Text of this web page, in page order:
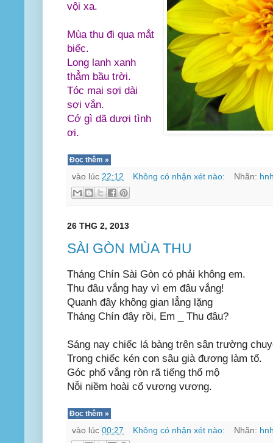
vội xa.
Mùa thu đi qua mắt
biếc.
Long lanh xanh
thẳm bầu trời.
Tóc mai sợi dài
sợi vắn.
Cớ gì dã dượi tình
ơi.
Đọc thêm »
vào lúc 22:12 Không có nhận xét nào: Nhãn:
26 THG 2, 2013
SÀI GÒN MÙA THU
Tháng Chín Sài Gòn có phải không em.
Thu đâu vắng hay vì em đâu vắng!
Quanh đây không gian lẳng lặng
Tháng Chín đây rồi, Em _ Thu đâu?
Sáng nay chiếc lá bàng trên sân trường
Trong chiếc kén con sâu già đương làm tổ.
Góc phố vắng ròn rã tiếng thổ mộ
Nỗi niềm hoài cổ vương vương.
Đọc thêm »
vào lúc 00:27 Không có nhận xét nào: Nhãn: